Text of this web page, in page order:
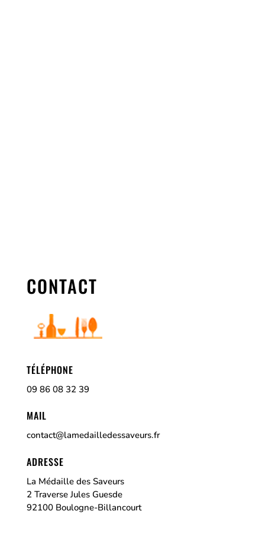
CONTACT
TÉLÉPHONE
09 86 08 32 39
MAIL
contact@lamedailledessaveurs.fr
ADRESSE
La Médaille des Saveurs
2 Traverse Jules Guesde
92100 Boulogne-Billancourt